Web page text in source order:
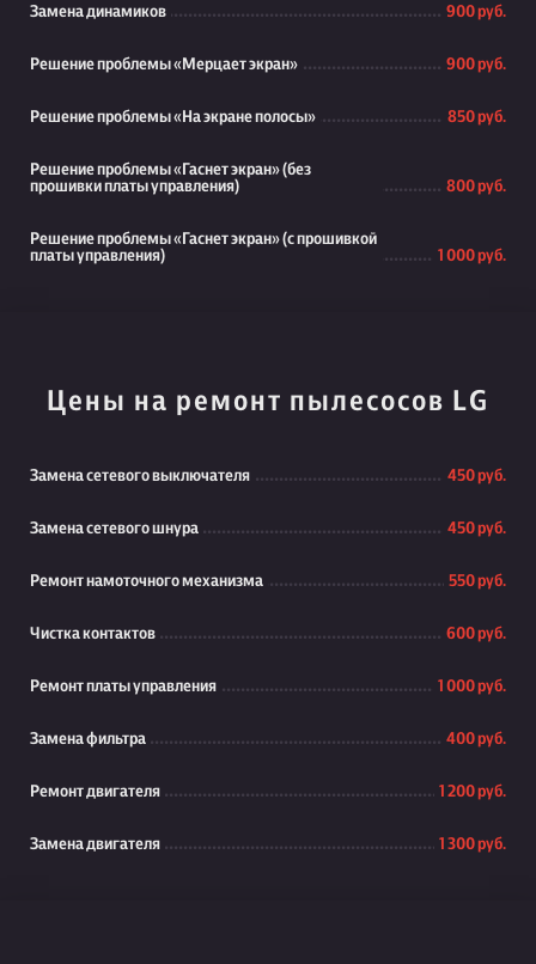
Замена динамиков 900 руб.
Решение проблемы «Мерцает экран» 900 руб.
Решение проблемы «На экране полосы» 850 руб.
Решение проблемы «Гаснет экран» (без
прошивки платы управления)
800 руб.
Решение проблемы «Гаснет экран» (с прошивкой
платы управления)
1 000 руб.
Цены на ремонт пылесосов LG
Замена сетевого выключателя 450 руб.
Замена сетевого шнура 450 руб.
Ремонт намоточного механизма 550 руб.
Чистка контактов 600 руб.
Ремонт платы управления 1 000 руб.
Замена фильтра 400 руб.
Ремонт двигателя 1 200 руб.
Замена двигателя 1 300 руб.